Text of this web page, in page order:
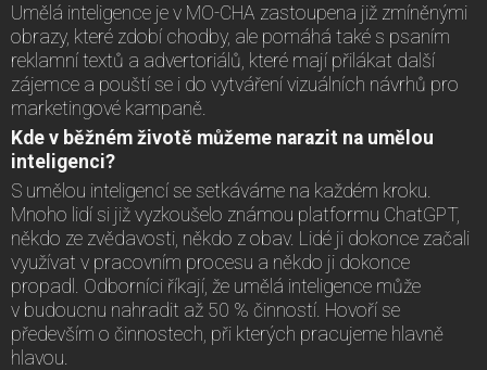
Umělá inteligence je v MO-CHA zastoupena již zmíněnými
obrazy, které zdobí chodby, ale pomáhá také s psaním
reklamní textů a advertoriálů, které mají přilákat další
zájemce a pouští se i do vytváření vizuálních návrhů pro
marketingové kampaně.
Kde v běžném životě můžeme narazit na umělou
inteligenci?
S umělou inteligencí se setkáváme na každém kroku.
Mnoho lidí si již vyzkoušelo známou platformu ChatGPT,
někdo ze zvědavosti, někdo z obav. Lidé ji dokonce začali
využívat v pracovním procesu a někdo ji dokonce
propadl. Odborníci říkají, že umělá inteligence může
v budoucnu nahradit až 50 % činností. Hovoří se
především o činnostech, při kterých pracujeme hlavně
hlavou.